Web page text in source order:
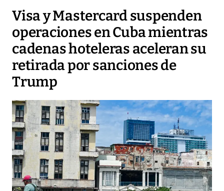
Visa y Mastercard suspenden
operaciones en Cuba mientras
cadenas hoteleras aceleran su
retirada por sanciones de
Trump